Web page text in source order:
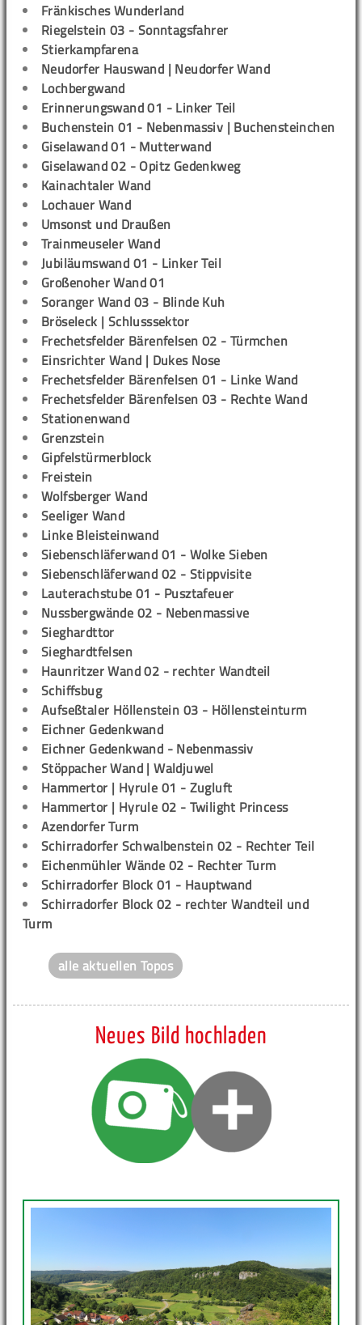
Fränkisches Wunderland
Riegelstein 03 - Sonntagsfahrer
Stierkampfarena
Neudorfer Hauswand | Neudorfer Wand
Lochbergwand
Erinnerungswand 01 - Linker Teil
Buchenstein 01 - Nebenmassiv | Buchensteinchen
Giselawand 01 - Mutterwand
Giselawand 02 - Opitz Gedenkweg
Kainachtaler Wand
Lochauer Wand
Umsonst und Draußen
Trainmeuseler Wand
Jubiläumswand 01 - Linker Teil
Großenoher Wand 01
Soranger Wand 03 - Blinde Kuh
Bröseleck | Schlusssektor
Frechetsfelder Bärenfelsen 02 - Türmchen
Einsrichter Wand | Dukes Nose
Frechetsfelder Bärenfelsen 01 - Linke Wand
Frechetsfelder Bärenfelsen 03 - Rechte Wand
Stationenwand
Grenzstein
Gipfelstürmerblock
Freistein
Wolfsberger Wand
Seeliger Wand
Linke Bleisteinwand
Siebenschläferwand 01 - Wolke Sieben
Siebenschläferwand 02 - Stippvisite
Lauterachstube 01 - Pusztafeuer
Nussbergwände 02 - Nebenmassive
Sieghardttor
Sieghardtfelsen
Haunritzer Wand 02 - rechter Wandteil
Schiffsbug
Aufseßtaler Höllenstein 03 - Höllensteinturm
Eichner Gedenkwand
Eichner Gedenkwand - Nebenmassiv
Stöppacher Wand | Waldjuwel
Hammertor | Hyrule 01 - Zugluft
Hammertor | Hyrule 02 - Twilight Princess
Azendorfer Turm
Schirradorfer Schwalbenstein 02 - Rechter Teil
Eichenmühler Wände 02 - Rechter Turm
Schirradorfer Block 01 - Hauptwand
Schirradorfer Block 02 - rechter Wandteil und
Turm
alle aktuellen Topos
Neues Bild hochladen